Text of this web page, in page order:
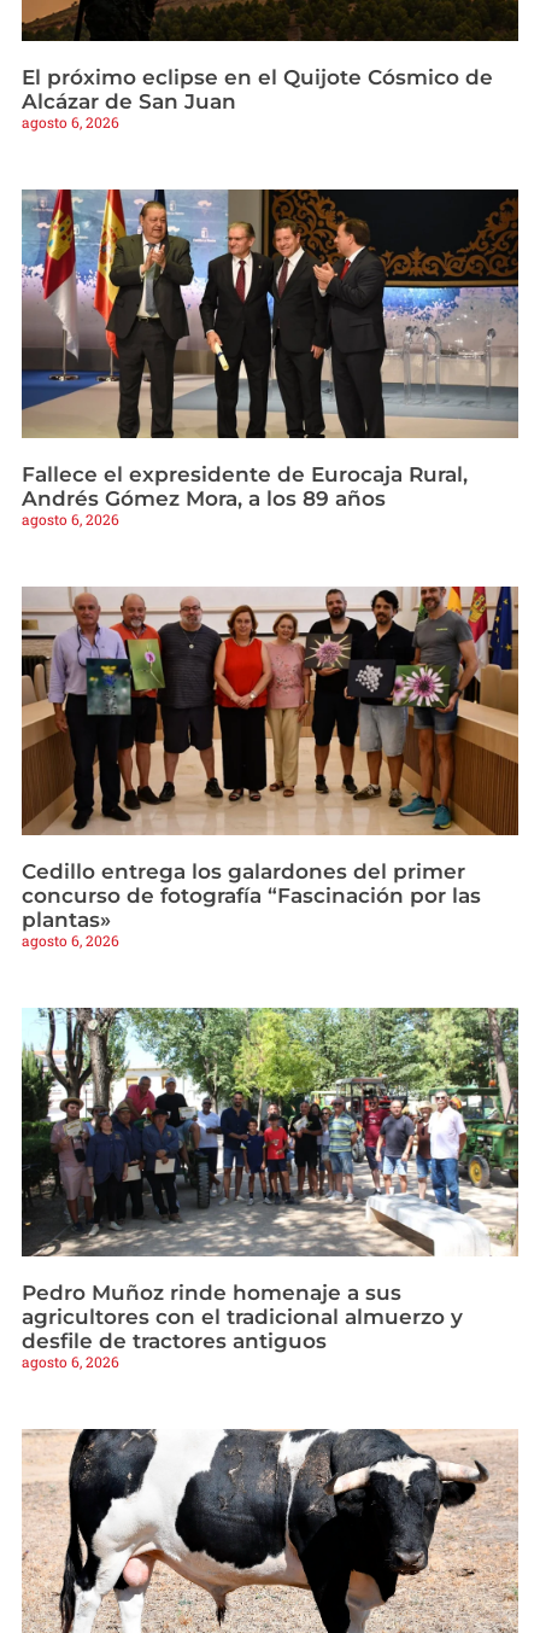
El próximo eclipse en el Quijote Cósmico de
Alcázar de San Juan
agosto 6, 2026
Fallece el expresidente de Eurocaja Rural,
Andrés Gómez Mora, a los 89 años
agosto 6, 2026
Cedillo entrega los galardones del primer
concurso de fotografía “Fascinación por las
plantas»
agosto 6, 2026
Pedro Muñoz rinde homenaje a sus
agricultores con el tradicional almuerzo y
desfile de tractores antiguos
agosto 6, 2026